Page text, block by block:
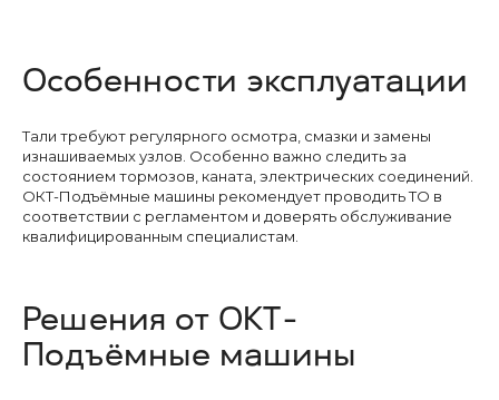
Особенности эксплуатации
Тали требуют регулярного осмотра, смазки и замены
изнашиваемых узлов. Особенно важно следить за
состоянием тормозов, каната, электрических соединений.
ОКТ-Подъёмные машины рекомендует проводить ТО в
соответствии с регламентом и доверять обслуживание
квалифицированным специалистам.
Решения от ОКТ-
Подъёмные машины
Я даю согласиена обработку своих
персональных данных согласно
политики конфиденциальности